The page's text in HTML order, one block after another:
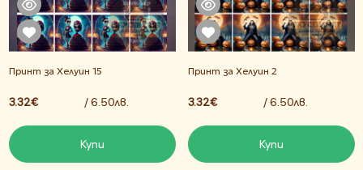
Принт за Хелуин 15
3.32€ / 6.50лв.
Купи
Принт за Хелуин 2
3.32€ / 6.50лв.
Купи